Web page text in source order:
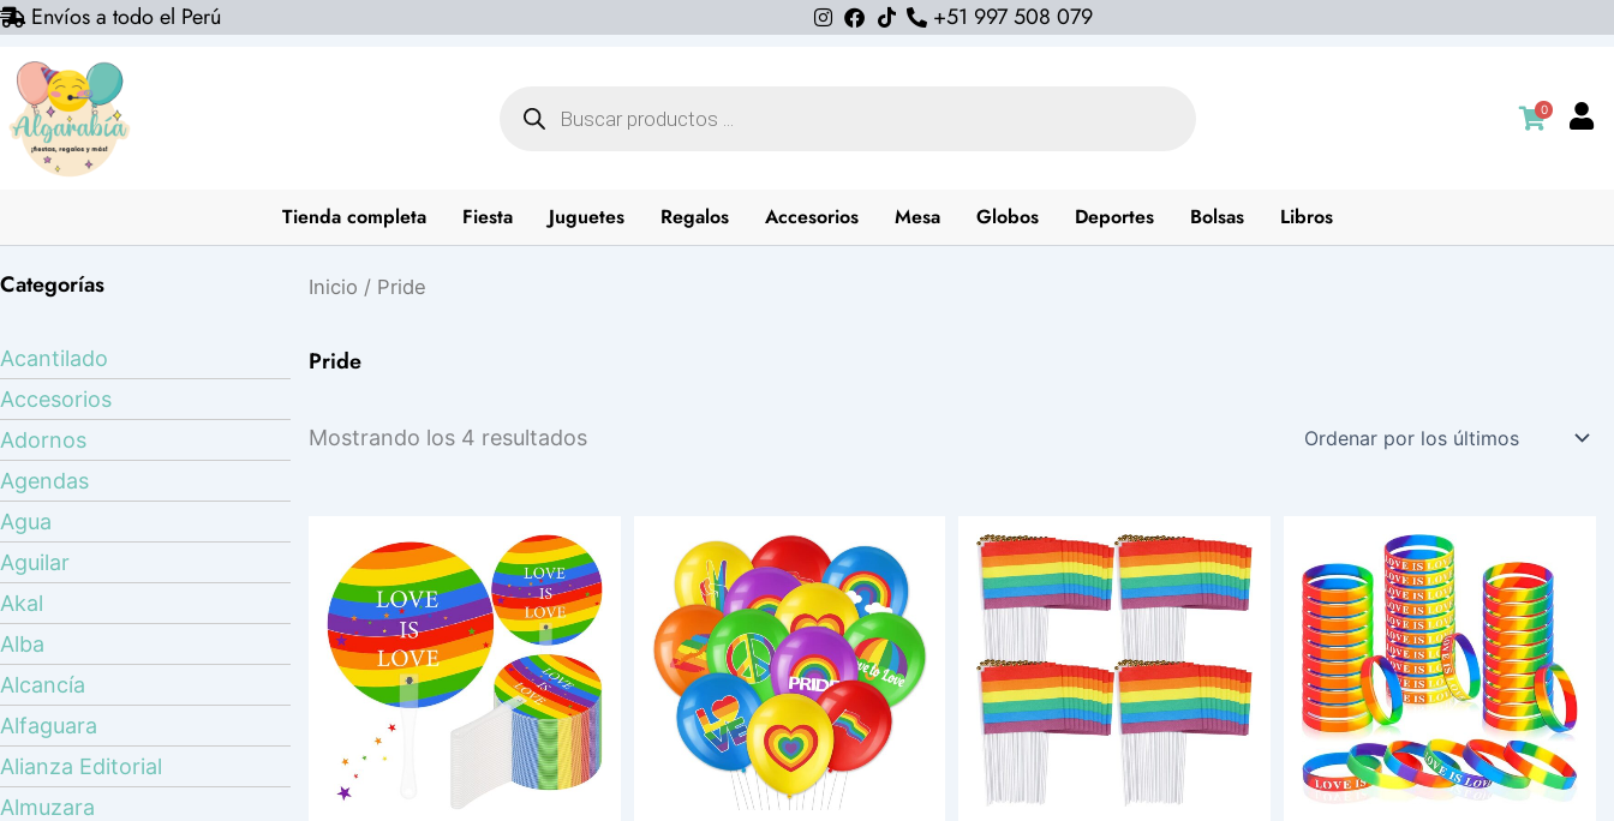
Ir
contenido
Envíos a todo el Perú +51 997 508 079
productos
0
Tienda completa Fiesta Juguetes Regalos Accesorios Mesa Globos Deportes Bolsas Libros
Categorías
Acantilado
Accesorios
Adornos
Agendas
Agua
Aguilar
Akal
Alba
Alcancía
Alfaguara
Alianza Editorial
Almuzara
Inicio / Pride
Pride
Mostrando los 4 resultadospor